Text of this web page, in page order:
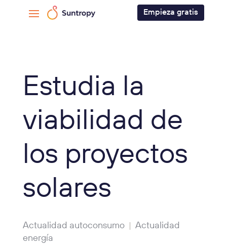
Empieza gratis
Estudia la
viabilidad de
los proyectos
solares
Actualidad autoconsumo| Actualidad
energía